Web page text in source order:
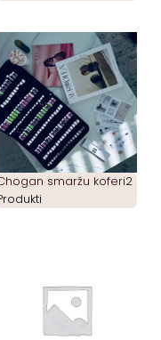
smaržu koferi2